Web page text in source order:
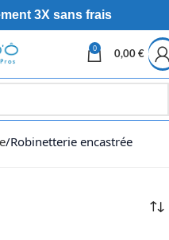
3X sans frais
0
0,00 €
Robinetterie encastrée